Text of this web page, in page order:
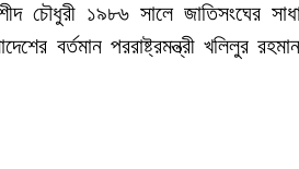
চৌধুরী ১৯৮৬ সালে জাতিসংঘের
বর্তমান পররাষ্ট্রমন্ত্রী খলিলুর